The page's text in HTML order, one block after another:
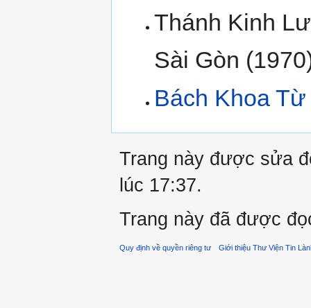
Thánh Kinh
Sài Gòn
Bách Khoa
Trang này được sửa
lúc 17:37.
Trang này đã được
Quy định về quyền riêng tư Giới thiệu Thư Viện Tin